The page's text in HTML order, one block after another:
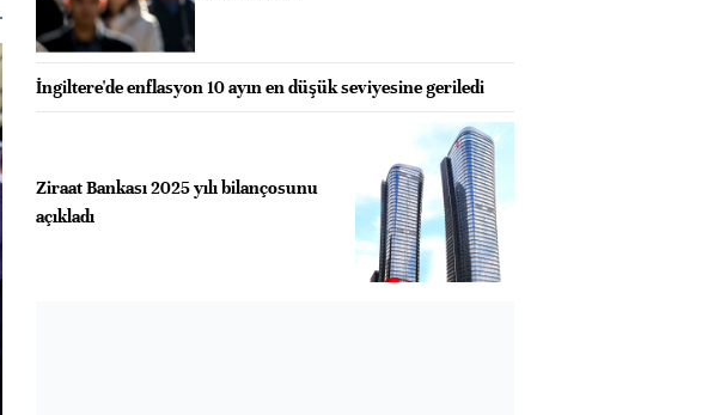
İngiltere'de enflasyon 10 ayın en düşük seviyesine geriledi
Ziraat Bankası 2025 yılı bilançosunu
açıkladı